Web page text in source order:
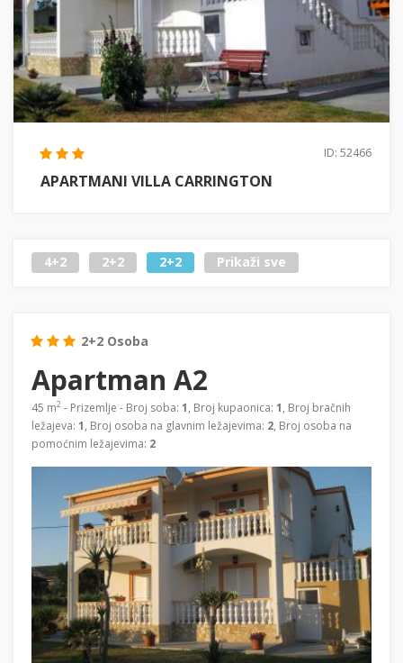
ID: 52466
APARTMANI VILLA CARRINGTON
4+2 2+2 2+2 Prikaži sve
2+2 Osoba
Apartman A2
45 m2 - Prizemlje - Broj soba: 1, Broj kupaonica: 1, Broj bračnih
ležajeva: 1, Broj osoba na glavnim ležajevima: 2, Broj osoba na
pomoćnim ležajevima: 2